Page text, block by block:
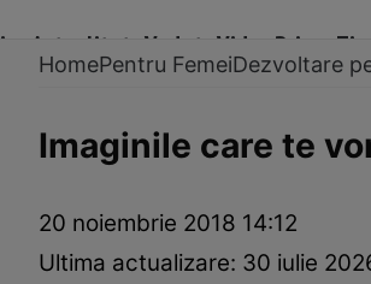
Actualitate Vedete Video Prime
Îngrijire personalăCasă și grădină
HomePentru FemeiDezvoltare
Imaginile care te
20 noiembrie 2018 14:12
Ultima actualizare: 30 iulie